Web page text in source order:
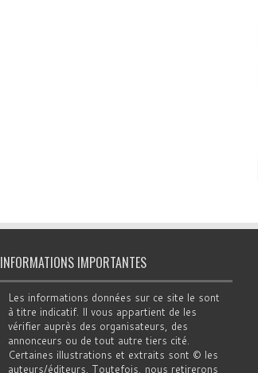
INFORMATIONS IMPORTANTES
Les informations données sur ce site le sont
à titre indicatif. Il vous appartient de les
vérifier auprès des organisateurs, des
annonceurs ou de tout autre tiers cité.
Certaines illustrations et extraits sont © les
auteurs/éditeurs. Toutefois, nous retirerons